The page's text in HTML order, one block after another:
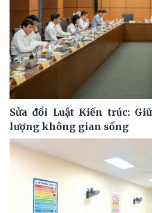
Sửa đổi Luật Kiến trúc:
lượng không gian sống